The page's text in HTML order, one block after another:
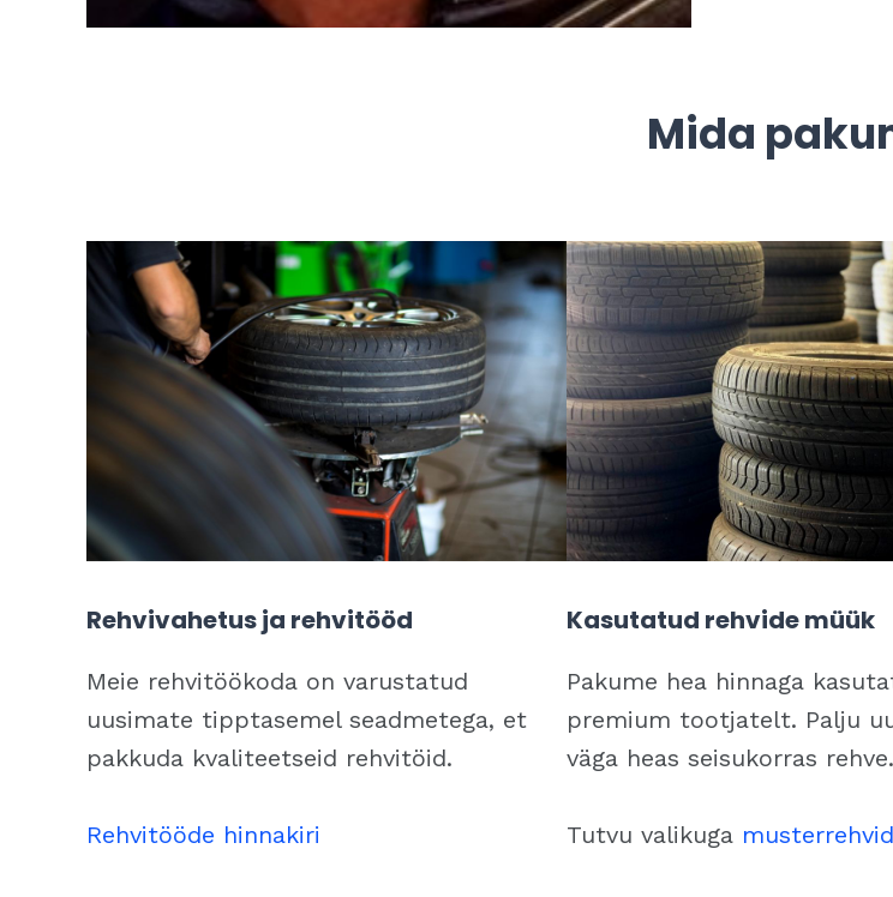
Mida
Rehvivahetus ja rehvitööd
Meie rehvitöökoda on varustatud
uusimate tipptasemel seadmetega, et
pakkuda kvaliteetseid rehvitöid.
Rehvitööde hinnakiri
Kasutatud rehvide müük
Pakume hea hinnaga
premium tootjatelt. Palju
väga heas seisukorras rehve.
Tutvu valikuga